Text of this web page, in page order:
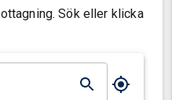
Sök eller klicka